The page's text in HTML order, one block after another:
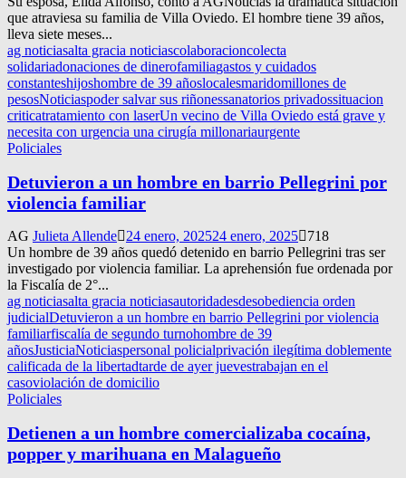
que atraviesa su familia de Villa Oviedo. El hombre tiene 39 años,
lleva siete meses...
ag noticiasalta gracia noticiascolaboracioncolecta
solidariadonaciones de dinerofamiliagastos y cuidados
constanteshijoshombre de 39 añoslocalesmaridomillones de
pesosNoticiaspoder salvar sus riñonessanatorios privadossituacion
criticatratamiento con laserUn vecino de Villa Oviedo está grave y
necesita con urgencia una cirugía millonariaurgente
Policiales
Detuvieron a un hombre en barrio Pellegrini por
violencia familiar
AG Julieta Allende 24 enero, 202524 enero, 2025
718
Un hombre de 39 años quedó detenido en barrio Pellegrini tras ser
investigado por violencia familiar. La aprehensión fue ordenada por
la Fiscalía de 2°...
ag noticiasalta gracia noticiasautoridadesdesobediencia orden
judicialDetuvieron a un hombre en barrio Pellegrini por violencia
familiarfiscalía de segundo turnohombre de 39
añosJusticiaNoticiaspersonal policialprivación ilegítima doblemente
calificada de la libertadtarde de ayer juevestrabajan en el
casoviolación de domicilio
Policiales
Detienen a un hombre comercializaba cocaína,
popper y marihuana en Malagueño